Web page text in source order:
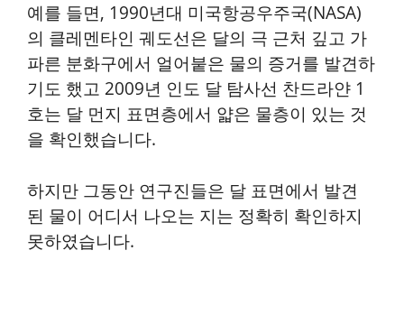
예를 들면, 1990년대 미국항공우주국(NASA)
의 클레멘타인 궤도선은 달의 극 근처 깊고 가
파른 분화구에서 얼어붙은 물의 증거를 발견하
기도 했고 2009년 인도 달 탐사선 찬드라얀 1
호는 달 먼지 표면층에서 얇은 물층이 있는 것
을 확인했습니다.
하지만 그동안 연구진들은 달 표면에서 발견
된 물이 어디서 나오는 지는 정확히 확인하지
못하였습니다.